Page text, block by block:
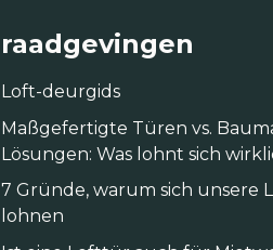
raadgevingen
Loft-deurgids
Maßgefertigte Türen vs.
Lösungen: Was lohnt sich
7 Gründe, warum sich unsere
lohnen